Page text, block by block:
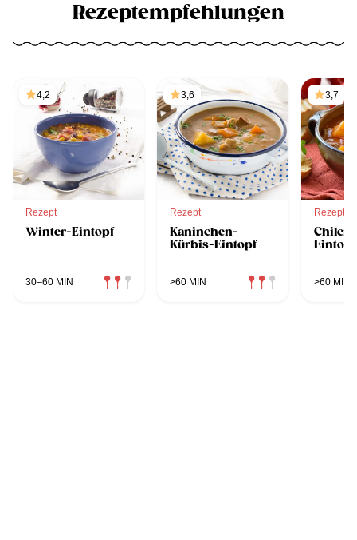
Rezeptempfehlungen
4,2
Rezept
Winter-Eintopf
30–60 MIN
3,6
Rezept
Kaninchen-
Kürbis-Eintopf
>60 MIN
3,7
Rezept
Eintopf
>60 MIN